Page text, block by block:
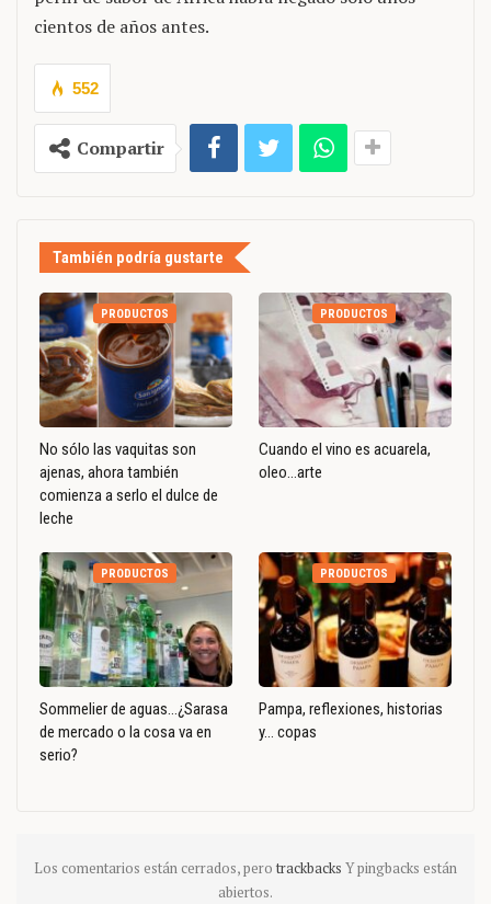
cientos de años antes.
552
Compartir
También podría gustarte
PRODUCTOS
No sólo las vaquitas son
ajenas, ahora también
comienza a serlo el dulce de
leche
PRODUCTOS
Cuando el vino es acuarela,
oleo…arte
PRODUCTOS
Sommelier de aguas…¿Sarasa
de mercado o la cosa va en
serio?
PRODUCTOS
Pampa, reflexiones, historias
y… copas
Los comentarios están cerrados, pero trackbacks Y pingbacks están
abiertos.